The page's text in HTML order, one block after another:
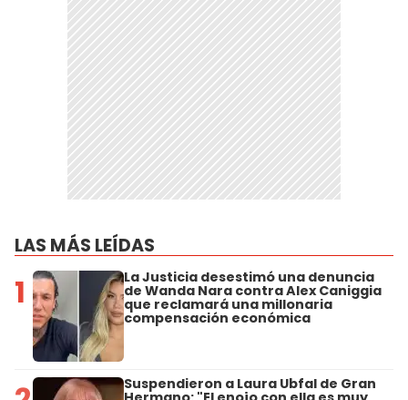
LAS MÁS LEÍDAS
1 La Justicia desestimó una denuncia
de Wanda Nara contra Alex Caniggia
que reclamará una millonaria
compensación económica
Suspendieron a Laura Ubfal de Gran